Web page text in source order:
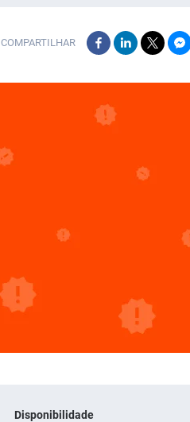
COMPARTILHAR
Disponibilidade